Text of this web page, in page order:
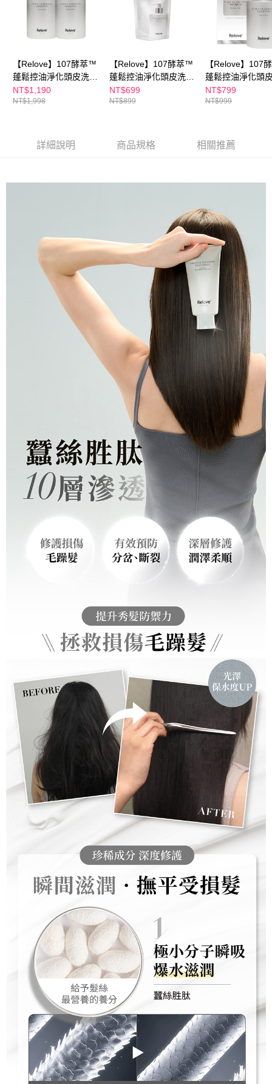
恩沛科技股份有限公司將有權停止該用戶之使用額度並採取法律行動。
【Relove】107酵萃™
蓬鬆控油淨化頭皮洗髮
精 450mlx2入(莫內花
園/峽灣森林)
NT$1,190
NT$1,998
【Relove】107酵萃™
蓬鬆控油淨化頭皮洗髮
精 450ml(補充包)-峽灣
森林
NT$699
NT$899
【Relove】107
蓬鬆控油淨化頭
精 450ml-峽灣森
NT$799
NT$999
詳細說明 商品規格 相關推薦